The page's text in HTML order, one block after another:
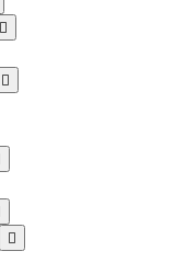


